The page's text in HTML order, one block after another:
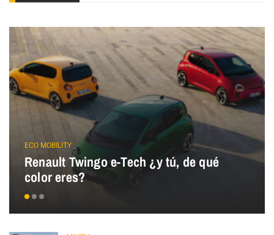
ECO MOBILITY
Renault Twingo e-Tech ¿y tú, de qué
color eres?